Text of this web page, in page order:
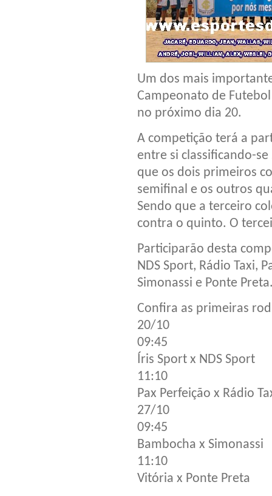
Um dos mais
Campeonato de
no próximo dia 20.
A competição terá a
entre si classificando-
que os dois primeiros
semifinal e os outros
Sendo que a terceiro
contra o quinto. O
Participarão desta
NDS Sport, Rádio Taxi,
Simonassi e Ponte
Confira as primeiras
20/10
09:45
Íris Sport x NDS Sport
11:10
Pax Perfeição x Rádio
27/10
09:45
Bambocha x Simonassi
11:10
Vitória x Ponte Preta